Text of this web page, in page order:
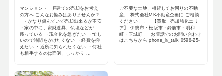
マンション・一戸建ての売却をお考え
の方へ こんなお悩みはありませんか？
・かなり傷んでいて売却出来るか不安
・家の中に、家財道具、仏壇などが
残っている ・現金化を急ぎたい ・忙し
いので時間をかけたくない ・経費を抑
えたい ・近所に知られたくない ・何社
も相手するのは面倒、しっかり ...
ご不要な土地、相続してお困りの不動
産、 株式会社MK不動産企画に ご相談
ください！！ 【買取、売却強化エリ
ア】 伊勢市・松阪市・鈴鹿市・明和
町・玉城町 お電話でのお問い合わせ
はこちらから phone_in_talk 0596-25-
...